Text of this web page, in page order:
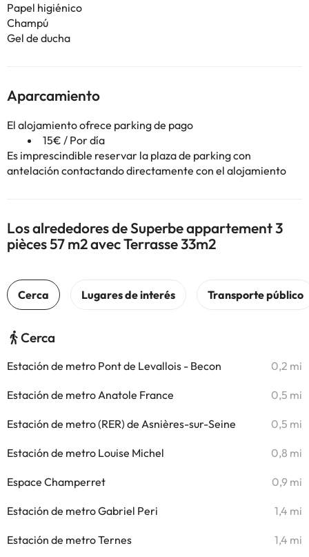
Papel higiénico
Champú
Gel de ducha
Aparcamiento
El alojamiento ofrece parking de pago
15€ / Por día
Es imprescindible reservar la plaza de parking con
antelación contactando directamente con el alojamiento
Los alrededores de Superbe appartement 3
pièces 57 m2 avec Terrasse 33m2
Cerca
Estación de metro Pont de Levallois - Becon 0,2 mi
Estación de metro Anatole France 0,5 mi
Estación de metro (RER) de Asnières-sur-Seine 0,5 mi
Estación de metro Louise Michel 0,8 mi
Espace Champerret 0,9 mi
Estación de metro Gabriel Peri 1,4 mi
Estación de metro Ternes 1,4 mi